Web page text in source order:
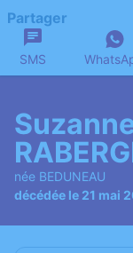
Partager
SMS
née BEDUNEAU
décédée le 21 mai